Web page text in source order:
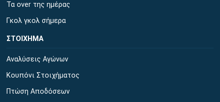
Τα over της ημέρας
Γκολ γκολ σήμερα
ΣΤΟΙΧΗΜΑ
Αναλύσεις Αγώνων
Κουπόνι Στοιχήματος
Πτώση Αποδόσεων